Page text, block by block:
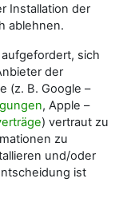
Installation der
ablehnen.
sich
der
(z. B. Google –
, Apple –
) vertraut zu
zu
und/oder
ist